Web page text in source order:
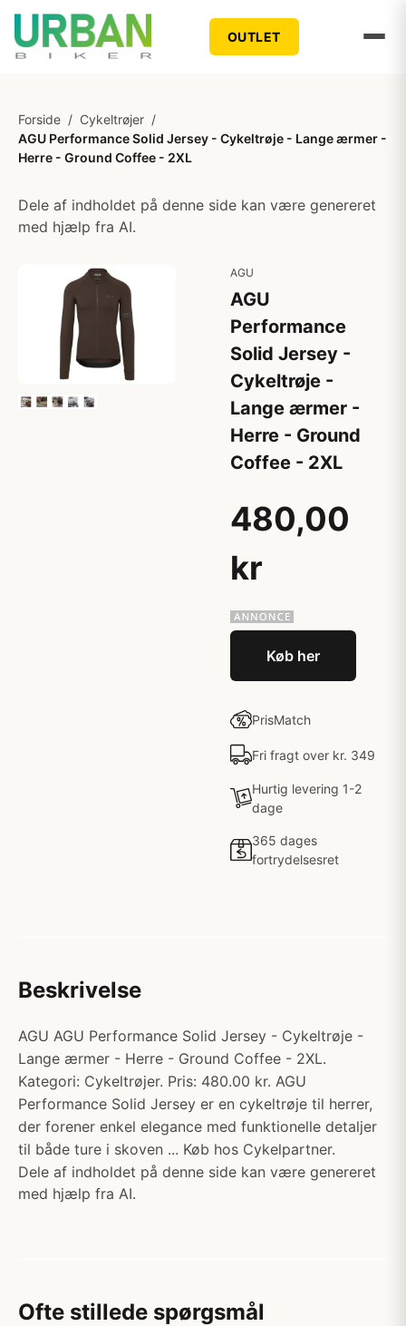
OUTLET
Forside / Cykeltrøjer /
AGU Performance Solid Jersey - Cykeltrøje - Lange ærmer -
Herre - Ground Coffee - 2XL
Dele af indholdet på denne side kan være genereret
med hjælp fra AI.
AGU
AGU
Performance
Solid Jersey -
Cykeltrøje -
Lange ærmer -
Herre - Ground
Coffee - 2XL
480,00
kr
Køb her
PrisMatch
Fri fragt over kr. 349
Hurtig levering 1-2
dage
365 dages
fortrydelsesret
Beskrivelse
AGU AGU Performance Solid Jersey - Cykeltrøje -
Lange ærmer - Herre - Ground Coffee - 2XL.
Kategori: Cykeltrøjer. Pris: 480.00 kr. AGU
Performance Solid Jersey er en cykeltrøje til herrer,
der forener enkel elegance med funktionelle detaljer
til både ture i skoven ... Køb hos Cykelpartner.
Dele af indholdet på denne side kan være genereret
med hjælp fra AI.
Ofte stillede spørgsmål